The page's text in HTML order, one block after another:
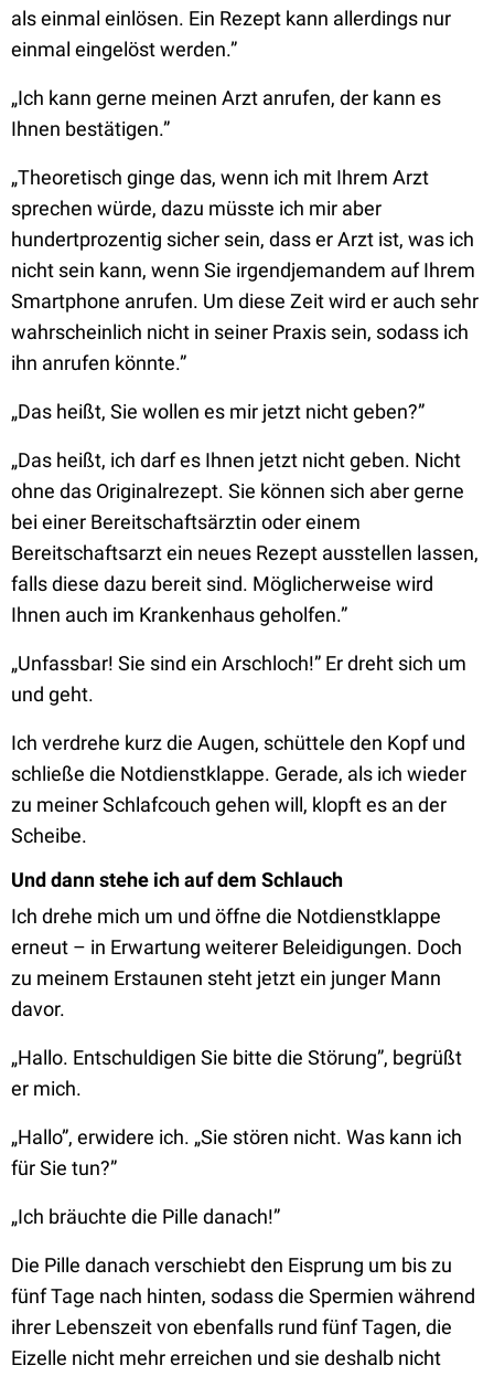
als einmal einlösen. Ein Rezept kann allerdings nur
einmal eingelöst werden.”
„Ich kann gerne meinen Arzt anrufen, der kann es
Ihnen bestätigen.”
„Theoretisch ginge das, wenn ich mit Ihrem Arzt
sprechen würde, dazu müsste ich mir aber
hundertprozentig sicher sein, dass er Arzt ist, was ich
nicht sein kann, wenn Sie irgendjemandem auf Ihrem
Smartphone anrufen. Um diese Zeit wird er auch sehr
wahrscheinlich nicht in seiner Praxis sein, sodass ich
ihn anrufen könnte.”
„Das heißt, Sie wollen es mir jetzt nicht geben?”
„Das heißt, ich darf es Ihnen jetzt nicht geben. Nicht
ohne das Originalrezept. Sie können sich aber gerne
bei einer Bereitschaftsärztin oder einem
Bereitschaftsarzt ein neues Rezept ausstellen lassen,
falls diese dazu bereit sind. Möglicherweise wird
Ihnen auch im Krankenhaus geholfen.”
„Unfassbar! Sie sind ein Arschloch!” Er dreht sich um
und geht.
Ich verdrehe kurz die Augen, schüttele den Kopf und
schließe die Notdienstklappe. Gerade, als ich wieder
zu meiner Schlafcouch gehen will, klopft es an der
Scheibe.
Und dann stehe ich auf dem Schlauch
Ich drehe mich um und öffne die Notdienstklappe
erneut – in Erwartung weiterer Beleidigungen. Doch
zu meinem Erstaunen steht jetzt ein junger Mann
davor.
„Hallo. Entschuldigen Sie bitte die Störung”, begrüßt
er mich.
„Hallo”, erwidere ich. „Sie stören nicht. Was kann ich
für Sie tun?”
„Ich bräuchte die Pille danach!”
Die Pille danach verschiebt den Eisprung um bis zu
fünf Tage nach hinten, sodass die Spermien während
ihrer Lebenszeit von ebenfalls rund fünf Tagen, die
Eizelle nicht mehr erreichen und sie deshalb nicht